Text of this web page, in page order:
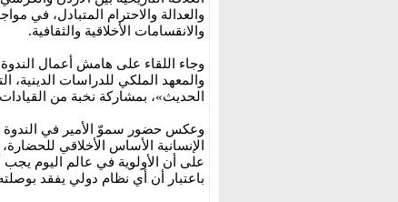
والعدالة والاحترام المتبادل، في
والانقسامات الأخلاقية والثقافية.
وجاء اللقاء على هامش أعمال الندوة
والمعهد الملكي للدراسات
الحديث»، بمشاركة نخبة من القيادات
وعكس حضور سموّ الأمير في الندوة
الإنسانية الأساس الأخلاقي
على أن الأولوية في عالم اليوم يجب
باعتبار أن أي نظام دولي يفقد